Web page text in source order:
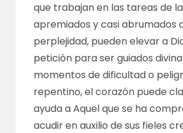
que trabajan en las tareas de
apremiados y casi abrumados
perplejidad, pueden elevar a
petición para ser guiados
momentos de dificultad o
repentino, el corazón puede
ayuda a Aquel que se ha
acudir en auxilio de sus fieles